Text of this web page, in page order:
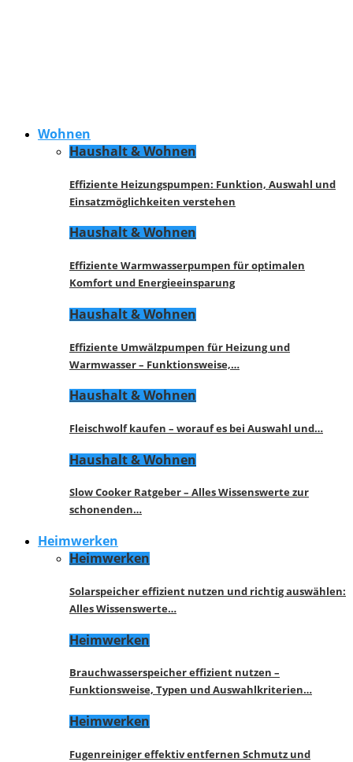
Wohnen
Haushalt & Wohnen
Effiziente Heizungspumpen: Funktion, Auswahl und
Einsatzmöglichkeiten verstehen
Haushalt & Wohnen
Effiziente Warmwasserpumpen für optimalen
Komfort und Energieeinsparung
Haushalt & Wohnen
Effiziente Umwälzpumpen für Heizung und
Warmwasser – Funktionsweise,…
Haushalt & Wohnen
Fleischwolf kaufen – worauf es bei Auswahl und…
Haushalt & Wohnen
Slow Cooker Ratgeber – Alles Wissenswerte zur
schonenden…
Heimwerken
Heimwerken
Solarspeicher effizient nutzen und richtig auswählen:
Alles Wissenswerte…
Heimwerken
Brauchwasserspeicher effizient nutzen –
Funktionsweise, Typen und Auswahlkriterien…
Heimwerken
Fugenreiniger effektiv entfernen Schmutz und